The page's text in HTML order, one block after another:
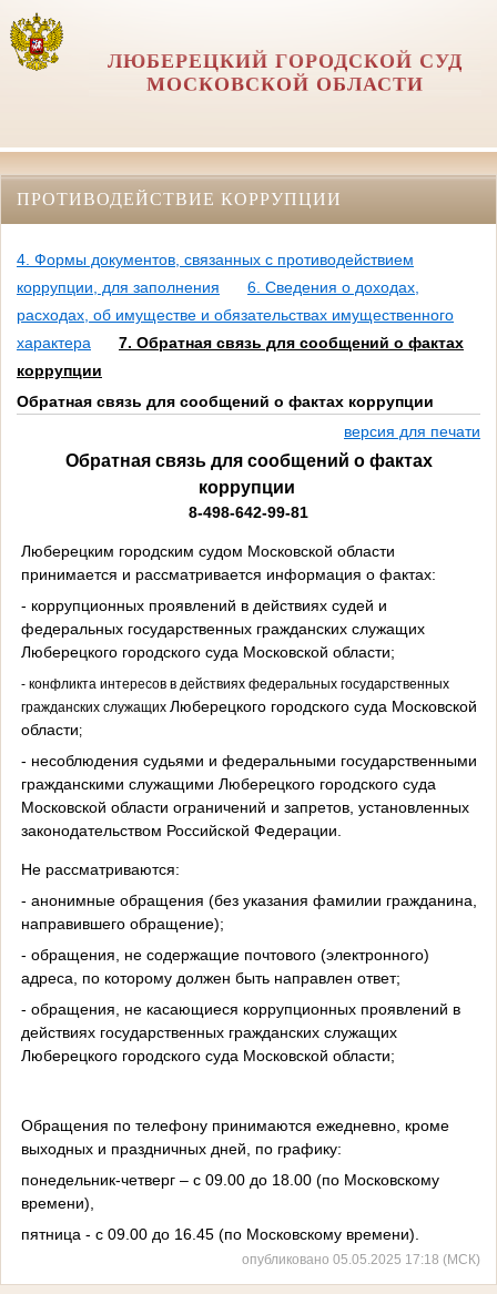
ЛЮБЕРЕЦКИЙ ГОРОДСКОЙ СУД
МОСКОВСКОЙ ОБЛАСТИ
ПРОТИВОДЕЙСТВИЕ КОРРУПЦИИ
4. Формы документов, связанных с противодействием
коррупции, для заполнения
6. Сведения о доходах,
расходах, об имуществе и обязательствах имущественного
характера
7. Обратная связь для сообщений о фактах
коррупции
Обратная связь для сообщений о фактах коррупции
версия для печати
Обратная связь для сообщений о фактах
коррупции
8-498-642-99-81
Люберецким городским судом Московской области
принимается и рассматривается информация о фактах:
- коррупционных проявлений в действиях судей и
федеральных государственных гражданских служащих
Люберецкого городского суда Московской области;
- конфликта интересов в действиях федеральных государственных
гражданских служащих Люберецкого городского суда Московской
области;
- несоблюдения судьями и федеральными государственными
гражданскими служащими Люберецкого городского суда
Московской области ограничений и запретов, установленных
законодательством Российской Федерации.
Не рассматриваются:
- анонимные обращения (без указания фамилии гражданина,
направившего обращение);
- обращения, не содержащие почтового (электронного)
адреса, по которому должен быть направлен ответ;
- обращения, не касающиеся коррупционных проявлений в
действиях государственных гражданских служащих
Люберецкого городского суда Московской области;
Обращения по телефону принимаются ежедневно, кроме
выходных и праздничных дней, по графику:
понедельник-четверг – с 09.00 до 18.00 (по Московскому
времени),
пятница - с 09.00 до 16.45 (по Московскому времени).
опубликовано 05.05.2025 17:18 (МСК)